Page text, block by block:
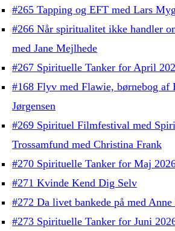
#265 Tapping og EFT med Lars
#266 Når spiritualitet ikke handler
med Jane Mejlhede
#267 Spirituelle Tanker for April
#168 Flyv med Flawie, børnebog af
Jørgensen
#269 Spirituel Filmfestival med
Trossamfund med Christina Frank
#270 Spirituelle Tanker for Maj
#271 Kvinde Kend Dig Selv
#272 Da livet bankede på med Anne
#273 Spirituelle Tanker for Juni